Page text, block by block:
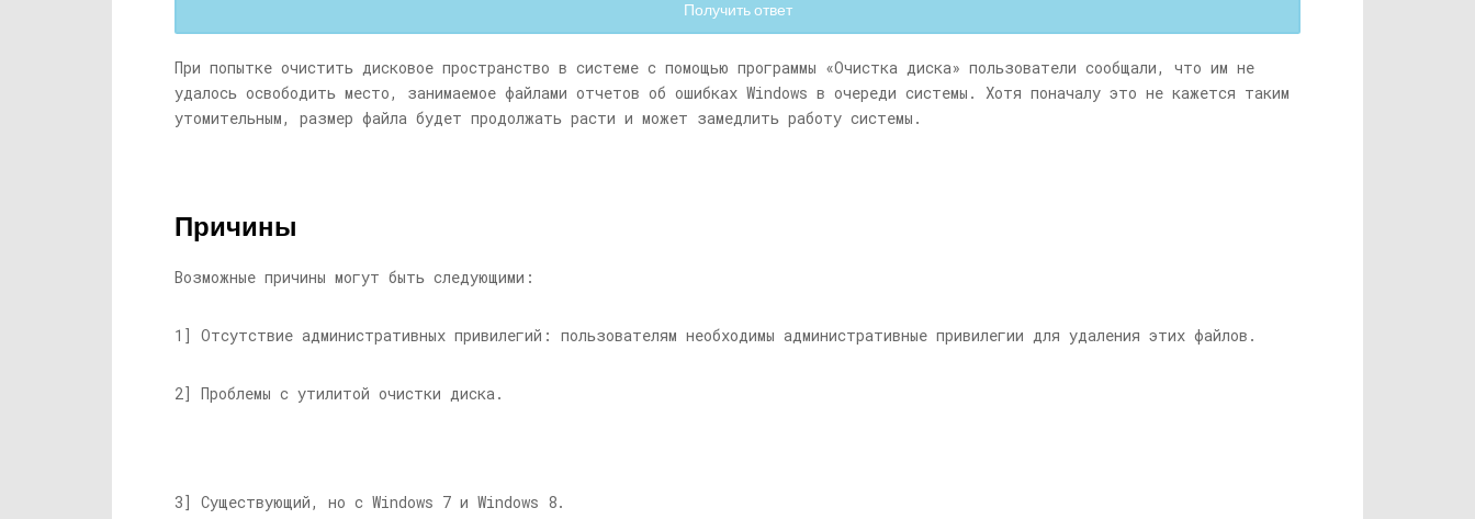
Получить ответ
При попытке очистить дисковое пространство в системе с помощью программы «Очистка диска» пользователи сообщали, что им не
удалось освободить место, занимаемое файлами отчетов об ошибках Windows в очереди системы. Хотя поначалу это не кажется таким
утомительным, размер файла будет продолжать расти и может замедлить работу системы.
Причины
Возможные причины могут быть следующими:
1] Отсутствие административных привилегий: пользователям необходимы административные привилегии для удаления этих файлов.
2] Проблемы с утилитой очистки диска.
3] Существующий, но с Windows 7 и Windows 8.